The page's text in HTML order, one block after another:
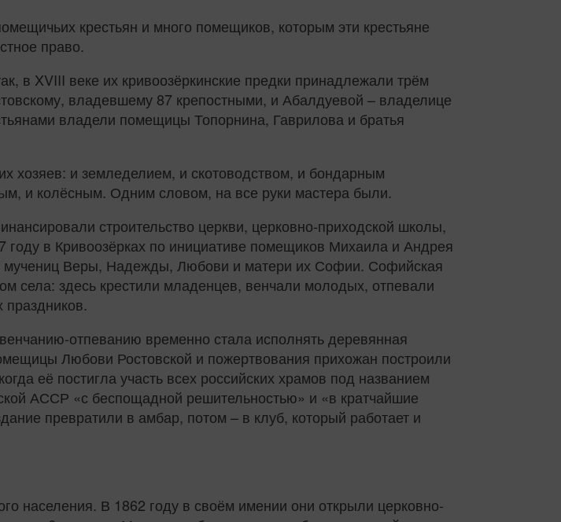
крестьян и много помещиков, которым эти крестьяне
право.
в XVIII веке их кривоозёркинские предки принадлежали трём
владевшему 87 крепостными, и Абалдуевой – владелице
владели помещицы Топорнина, Гаврилова и братья
хозяев: и земледелием, и скотоводством, и бондарным
и колёсным. Одним словом, на все руки мастера были.
строительство церкви, церковно-приходской школы,
в Кривоозёрках по инициативе помещиков Михаила и Андрея
мучениц Веры, Надежды, Любови и матери их Софии. Софийская
села: здесь крестили младенцев, венчали молодых, отпевали
отпеванию временно стала исполнять деревянная
Любови Ростовской и пожертвования прихожан построили
её постигла участь всех российских храмов под названием
АССР «с беспощадной решительностью» и «в кратчайшие
превратили в амбар, потом – в клуб, который работает и
населения. В 1862 году в своём имении они открыли церковно-